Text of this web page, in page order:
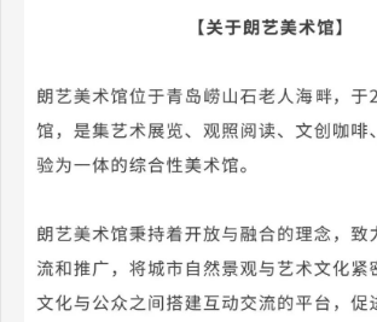
2025年度四川艺术基金资助项目《美石美刻·成渝
2026年1月24-1月30《花外之境》个展，798王清
2026年2月6日--3月3日《春暄之上---当代艺术名家
2026年3月8日--4月30日《此时此地，不是远方
美术馆，青岛
2026年4月20日--6月30日《“春之声”--当代艺术